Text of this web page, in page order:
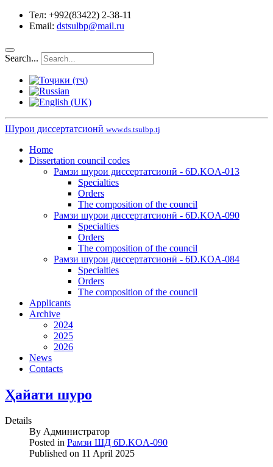
Тел: +992(83422) 2-38-11
Email: dstsulbp@mail.ru
Search...
Шурои диссертатсионӣ www.ds.tsulbp.tj
Home
Dissertation council codes
Рамзи шурои диссертатсионӣ - 6D.KOA-013
Specialties
Orders
The composition of the council
Рамзи шурои диссертатсионӣ - 6D.KOA-090
Specialties
Orders
The composition of the council
Рамзи шурои диссертатсионӣ - 6D.KOA-084
Specialties
Orders
The composition of the council
Applicants
Archive
2024
2025
2026
News
Contacts
Ҳайати шуро
Details
By Администратор
Posted in Рамзи ШД 6D.KOA-090
Published on 11 April 2025